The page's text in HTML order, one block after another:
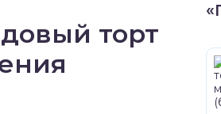
торт